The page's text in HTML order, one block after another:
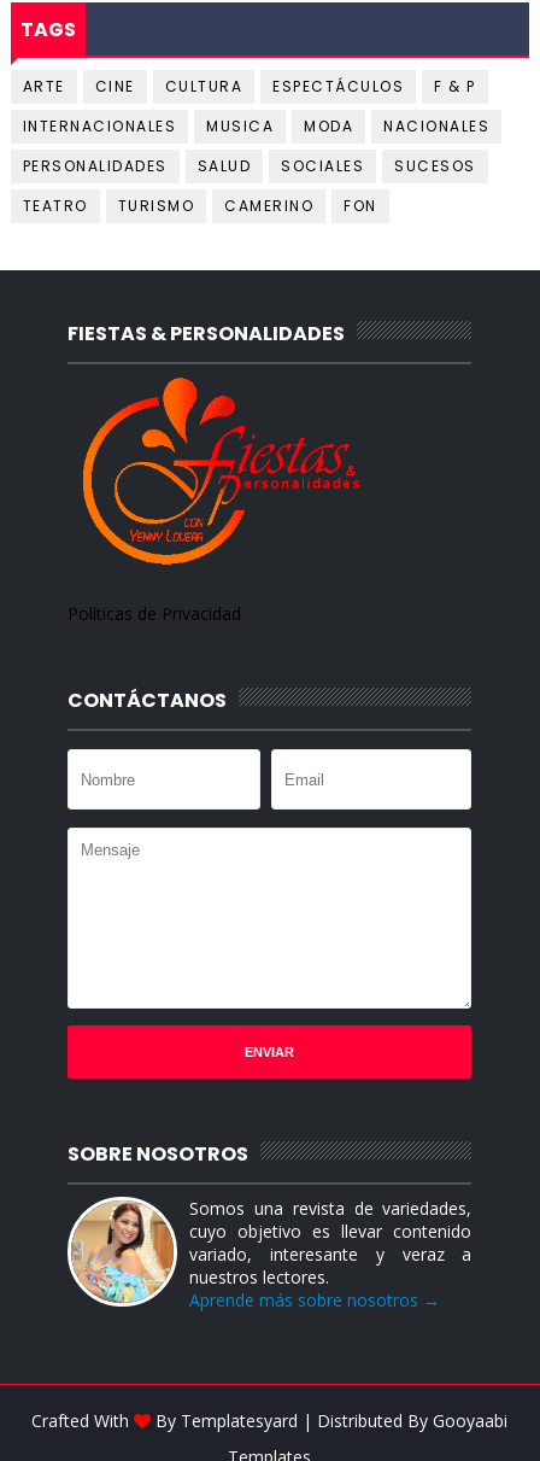
TAGS
ARTE CINE CULTURA ESPECTÁCULOS
F & P
INTERNACIONALES
MUSICA MODA
NACIONALES
PERSONALIDADES
SALUD SOCIALES
SUCESOS
TEATRO
TURISMO CAMERINO FON
FIESTAS & PERSONALIDADES
Políticas de Privacidad
CONTÁCTANOS
SOBRE NOSOTROS
Somos una revista de variedades,
cuyo objetivo es llevar contenido
variado, interesante y veraz a
nuestros lectores.
Aprende más sobre nosotros →
Crafted With By Templatesyard | Distributed ByGooyaabi